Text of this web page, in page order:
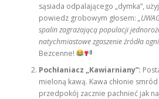
sąsiada odpalającego „dymka”,
powiedz grobowym głosem:
spalin zagrażającą populacji
natychmiastowe zgaszenie źródła
Bezcenne!
Pochłaniacz „Kawiarniany”:
mieloną kawą. Kawa chłonie
przedpokój zacznie pachnieć jak